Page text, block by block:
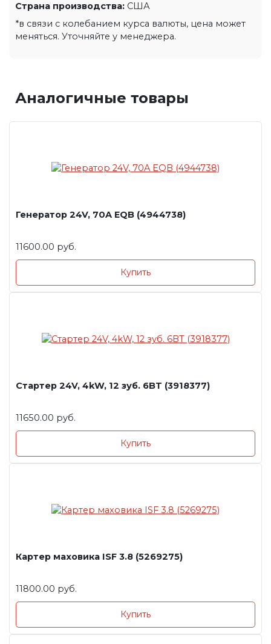
Страна производства: США
*в связи с колебанием курса валюты, цена может
меняться. Уточняйте у менеджера.
Аналогичные товары
Генератор 24V, 70A EQB (4944738)
11600.00 руб.
Купить
Стартер 24V, 4kW, 12 зуб. 6BT (3918377)
11650.00 руб.
Купить
Картер маховика ISF 3.8 (5269275)
11800.00 руб.
Купить